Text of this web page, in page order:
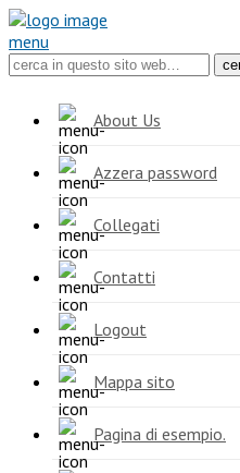
menu
About Us
Azzera password
Collegati
Contatti
Logout
Mappa sito
Pagina di esempio.